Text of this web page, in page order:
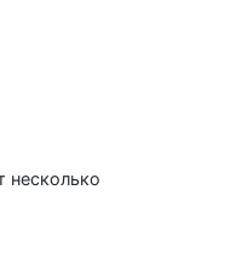
несколько